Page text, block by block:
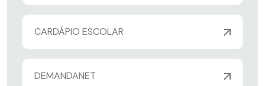
CARDÁPIO ESCOLAR
DEMANDANET